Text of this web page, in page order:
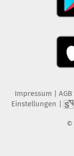
Impressum | AGB
Einstellungen |
©